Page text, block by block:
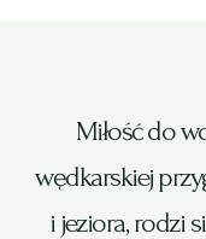
Miłość do
wędkarskiej
i jeziora, rodzi